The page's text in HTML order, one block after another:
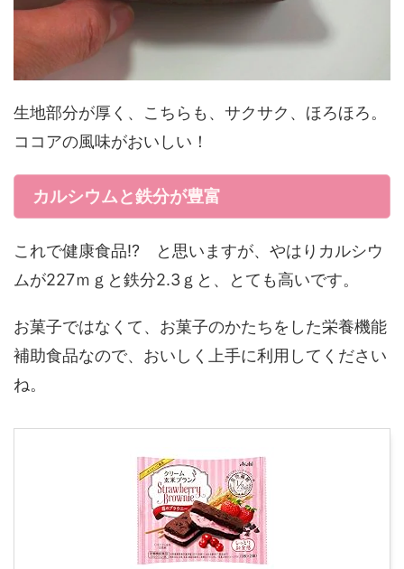
生地部分が厚く、こちらも、サクサク、ほろほろ。
ココアの風味がおいしい！
カルシウムと鉄分が豊富
これで健康食品!? と思いますが、やはりカルシウ
ムが227ｍｇと鉄分2.3ｇと、とても高いです。
お菓子ではなくて、お菓子のかたちをした栄養機能
補助食品なので、おいしく上手に利用してください
ね。